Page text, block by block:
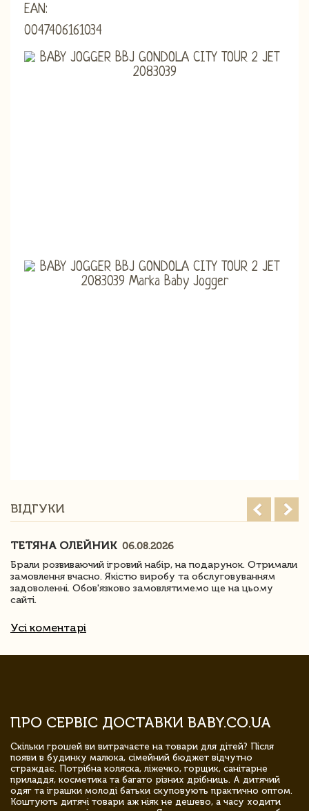
EAN:
0047406161034
ВІДГУКИ
ТЕТЯНА ОЛЕЙНИК 06.08.2026
Брали розвиваючий ігровий набір, на подарунок. Отримали
замовлення вчасно. Якістю виробу та обслуговуванням
задоволенні. Обов'язково замовлятимемо ще на цьому
сайті.
Усі коментарі
ПРО СЕРВІС ДОСТАВКИ BABY.CO.UA
Скільки грошей ви витрачаєте на товари для дітей? Після
появи в будинку малюка, сімейний бюджет відчутно
страждає. Потрібна коляска, ліжечко, горщик, санітарне
приладдя, косметика та багато різних дрібниць. А дитячий
одяг та іграшки молоді батьки скуповують практично оптом.
Коштують дитячі товари аж ніяк не дешево, а часу ходити